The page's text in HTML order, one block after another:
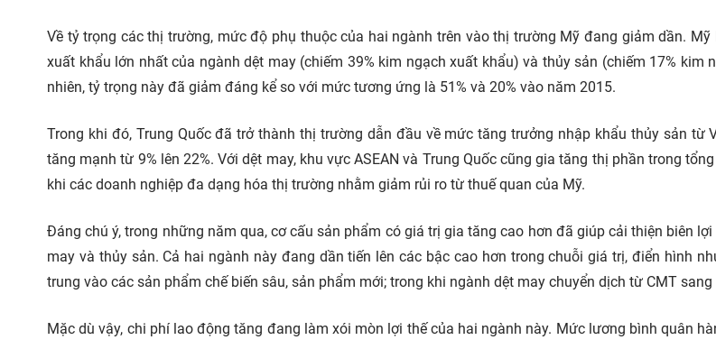
Về tỷ trọng các thị trường, mức độ phụ thuộc của hai ngành trên vào thị trường Mỹ đang giảm dần.
xuất khẩu lớn nhất của ngành dệt may (chiếm 39% kim ngạch xuất khẩu) và thủy sản (chiếm 17% kim
nhiên, tỷ trọng này đã giảm đáng kể so với mức tương ứng là 51% và 20% vào năm 2015.
Trong khi đó, Trung Quốc đã trở thành thị trường dẫn đầu về mức tăng trưởng nhập khẩu thủy sản từ
tăng mạnh từ 9% lên 22%. Với dệt may, khu vực ASEAN và Trung Quốc cũng gia tăng thị phần trong
khi các doanh nghiệp đa dạng hóa thị trường nhằm giảm rủi ro từ thuế quan của Mỹ.
Đáng chú ý, trong những năm qua, cơ cấu sản phẩm có giá trị gia tăng cao hơn đã giúp cải thiện biên
may và thủy sản. Cả hai ngành này đang dần tiến lên các bậc cao hơn trong chuỗi giá trị, điển hình
trung vào các sản phẩm chế biến sâu, sản phẩm mới; trong khi ngành dệt may chuyển dịch từ CMT sang
Mặc dù vậy, chi phí lao động tăng đang làm xói mòn lợi thế của hai ngành này. Mức lương bình quân